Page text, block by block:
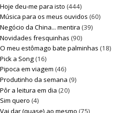
Hoje deu-me para isto (444)
Música para os meus ouvidos (60)
Negócio da China... mentira (39)
Novidades fresquinhas (90)
O meu estômago bate palminhas (18)
Pick a Song(16)
Pipoca em viagem (46)
Produtinho da semana (9)
Pôr a leitura em dia (20)
Sim quero (4)
Vai dar (quase) ao mesmo (75)